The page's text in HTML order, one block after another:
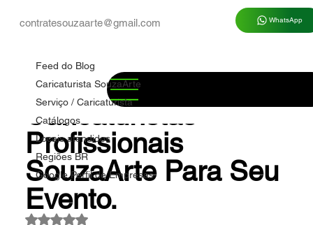
contratesouzaarte@gmail.com WhatsApp
Feed do Blog
Caricaturista SouzaArte
Serviço / Caricaturista
Catálogos
Locais atendidos
Regiões BR
Google Perfil de Empresas
✅ Como Contratar
Caricaturistas
Profissionais
SouzaArte Para Seu
Evento.
Marco Souza
Avaliado com NaN de 5 estrelas.